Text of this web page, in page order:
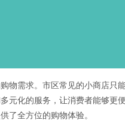
物需求。市区常见的小商店
元化的服务，让消费者能够
了全方位的购物体验。